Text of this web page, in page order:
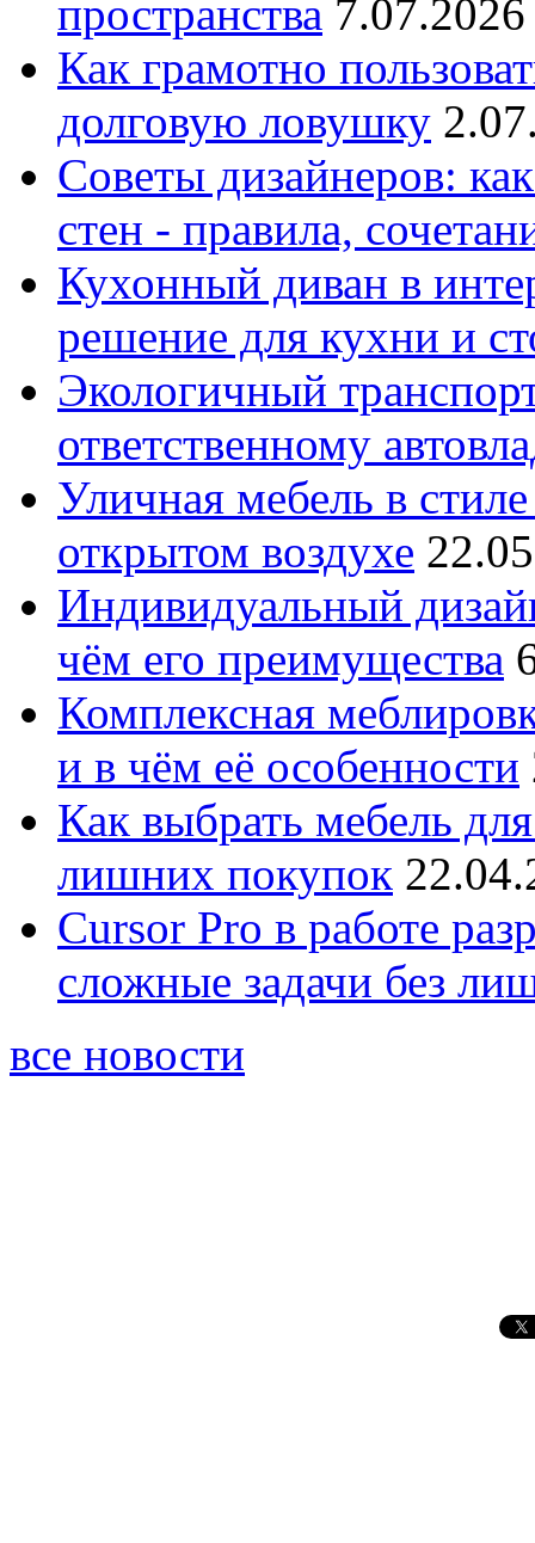
пространства
Как грамотно
долговую ловушку
Советы дизайнеров:
стен - правила,
Кухонный диван в
решение для кухни и
Экологичный
ответственному
Уличная мебель в
открытом воздухе
Индивидуальный
чём его преимущества
Комплексная
и в чём её особенности
Как выбрать мебель
лишних покупок
Cursor Pro в работе
сложные задачи без
все новости